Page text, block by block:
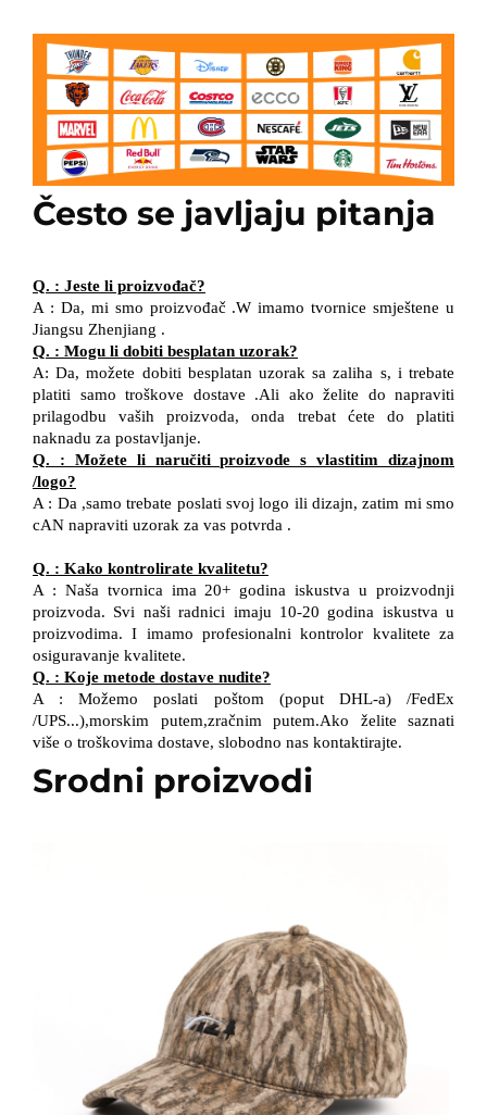
Često se javljaju pitanja
Q. : Jeste li proizvođač?
A : Da, mi smo proizvođač .Wimamo tvornice smještene u
Jiangsu Zhenjiang .
Q. : Mogu li dobiti besplatan uzorak?
A:Da, možete dobiti besplatan uzorak sa zaliha s, itrebate
platiti samo troškove dostave .Ali ako želite do napraviti
prilagodbu vaših proizvoda,onda trebat ćete doplatiti
naknadu za postavljanje.
Q. : Možete li naručiti proizvode s vlastitim dizajnom
/logo?
A : Da ,samo trebate poslati svoj logo ili dizajn, zatim mi smo
cAN napraviti uzorak za vas potvrda .
Q. : Kako kontrolirate kvalitetu?
A : Naša tvornica ima 20+ godina iskustva u proizvodnji
proizvoda. Svi naši radnici imaju 10-20 godina iskustva u
proizvodima.I imamo profesionalni kontrolor kvaliteteza
osiguravanje kvalitete.
Q. : Koje metode dostave nudite?
A :Možemo poslati poštom (poput DHL-a)/FedEx
/UPS...),morskim putem,zračnim putem.Ako želite saznati
više o troškovima dostave, slobodno nas kontaktirajte.
Srodni proizvodi